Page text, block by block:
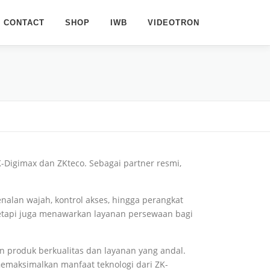
CONTACT SHOP IWB VIDEOTRON
dan ZKteco. Sebagai partner resmi,
wajah, kontrol akses, hingga perangkat
juga menawarkan layanan persewaan bagi
produk berkualitas dan layanan yang andal.
manfaat teknologi dari ZK-